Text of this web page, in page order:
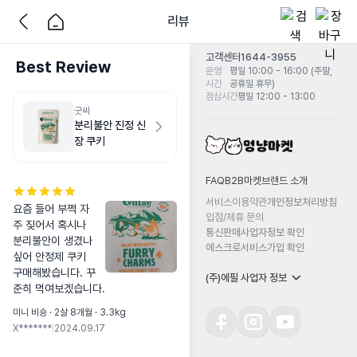
리뷰
Best Review
굿씨
분리불안 진정 신
장 쿠키
요즘 들어 부쩍 자
주 짖어서 혹시나
분리불안이 생겼나
싶어 안정제 쿠키
구매해봤습니다. 꾸
준히 먹여보겠습니다.
미니 비숑 · 2살 8개월 · 3.3kg
X******* 2024.09.17
고객센터1644-3955
운영
시간
평일 10:00 - 16:00 (주말,
공휴일 휴무)
점심시간평일 12:00 - 13:00
FAQB2B마켓 브랜드 소개
서비스이용약관개인정보처리방침
입점/제휴 문의
통신판매사업자정보 확인
에스크로서비스가입 확인
(주)에필 사업자 정보